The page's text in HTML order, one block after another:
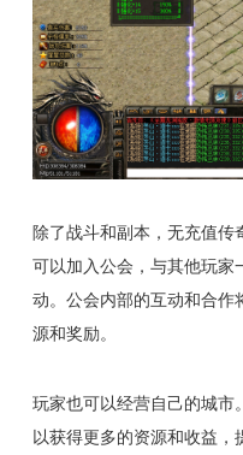
除了战斗和副本，无充值
可以加入公会，与其他玩家
动。公会内部的互动和合作
源和奖励。
玩家也可以经营自己的城市
以获得更多的资源和收益